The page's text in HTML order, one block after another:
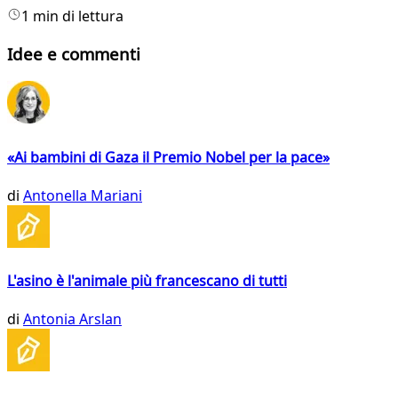
1 min di lettura
Idee e commenti
«Ai bambini di Gaza il Premio Nobel per la pace»
di Antonella Mariani
L'asino è l'animale più francescano di tutti
di Antonia Arslan